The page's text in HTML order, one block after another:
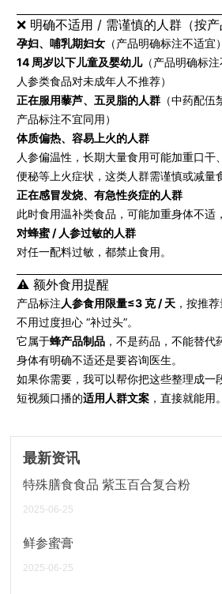
❌ 明确不适用 / 需谨慎的人群（按产
孕妇、哺乳期妇女 （产品明确标注不适宜）
14 周岁以下儿童及婴幼儿（产品明确标注
人参类食品对未成年人不推荐）
正在服用藜芦、五灵脂的人群 （中药配伍
产品标注不宜同用）
体质偏热、容易上火的人群
人参偏温性，长期大量食用可能加重口干
便秘等上火症状，这类人群需谨慎或减量
正在感冒发烧、有急性炎症的人群
此时食用温补类食品，可能加重身体不适
对蜂蜜 / 人参过敏的人群
对任一配料过敏，都禁止食用。
⚠️ 额外食用提醒
产品标注 人参食用限量≤3 克 / 天 ，按推
不用过度担心 “补过头”。
它属于蜂产品制品 ，不是药品，不能替代
身体有明确不适还是要咨询医生。
如果你需要，我可以帮你把这些整理成一
短视频口播的适用人群文案 ，直接就能用。
最新资讯
特殊膳食食品 紫玉百合复合粉
2025-06-25
鲜参蜜膏
2025-06-25